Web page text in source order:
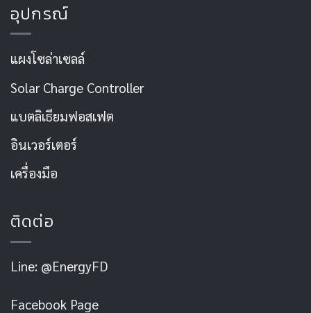
อุปกรณ์
แผงโซล่าเซลล์
Solar Charge Controller
แบตลิเธียมฟอสเฟต
อินเวอร์เตอร์
เครื่องมือ
ติดต่อ
Line: @EnergyFD
Facebook Page